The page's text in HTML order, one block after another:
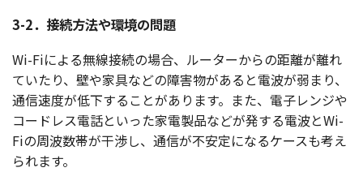
3-2．接続方法や環境の問題
Wi-Fiによる無線接続の場合、 ルーターからの距離が離れ
ていたり、壁や家具などの障害物があると電波が弱まり、
通信速度が低下することがあります。また、 電子レンジや
コードレス電話といった家電製品などが発する電波とWi-
Fiの周波数帯が干渉し、 通信が不安定になるケースも考え
られます。